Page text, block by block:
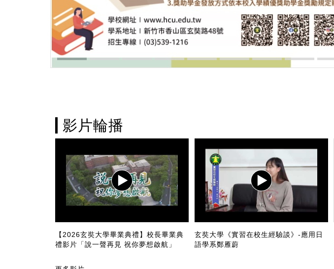
影片輪播
【2026玄奘大學畢業典禮】校長畢業典
禮影片「說一聲再見 祝你夢想啟航」
玄奘大學《實習在校生經驗談》-應用日
語學系鄭雁蔚